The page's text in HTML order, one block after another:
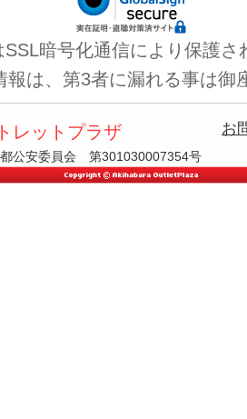
SSL暗号化通信により保護さ
報は、第3者に漏れる事は御
レットプラザ
公安委員会 第301030007354号
お